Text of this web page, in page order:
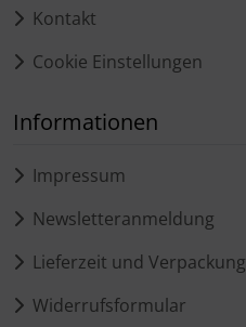
Kontakt
Cookie Einstellungen
Informationen
Impressum
Newsletteranmeldung
Lieferzeit und Verpackung
Widerrufsformular